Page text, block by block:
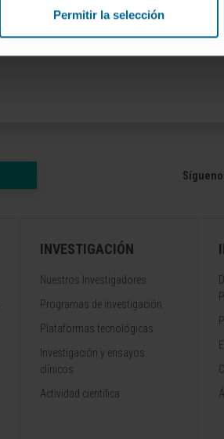
Permitir la selección
INVESTIGACIÓN
Nuestros Investigadores
Programas de investigación
Plataformas tecnológicas
Investigación y ensayos
clínicos
Actividad científica